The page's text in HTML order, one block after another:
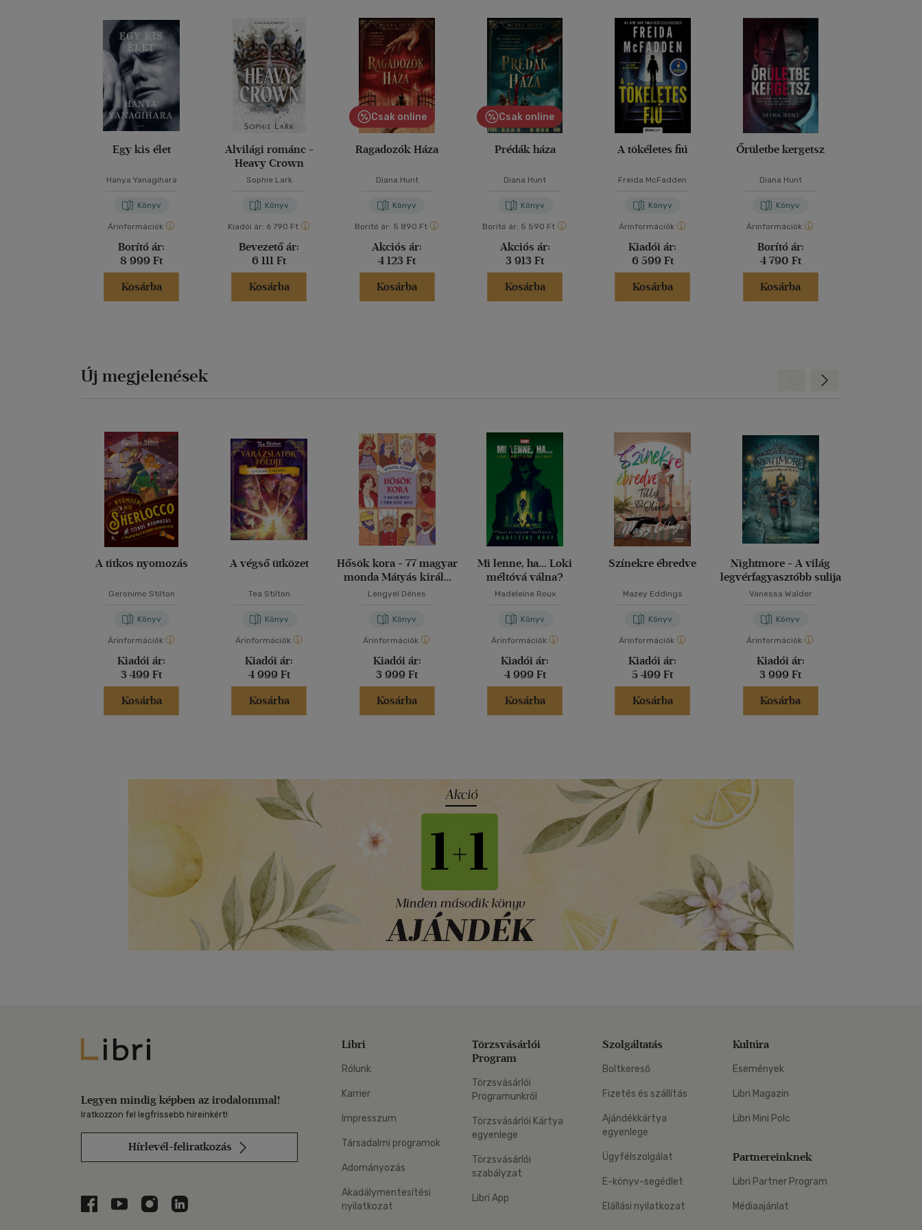
Egy kis élet
Hanya Yanagihara
Könyv
Árinformációk
Borító ár:
8 999 Ft
Kosárba
Alvilági románc -
Heavy Crown
Sophie Lark
Könyv
Kiadói ár: 6 790 Ft
Bevezető ár:
6 111 Ft
Kosárba
Csak online
Ragadozók Háza
Diana Hunt
Könyv
Borító ár: 5 890 Ft
Akciós ár:
4 123 Ft
Kosárba
Csak online
Prédák háza
Diana Hunt
Könyv
Borító ár: 5 590 Ft
Akciós ár:
3 913 Ft
Kosárba
A tökéletes fiú
Freida McFadden
Könyv
Árinformációk
Kiadói ár:
6 599 Ft
Kosárba
Őrületbe kergetsz
Diana Hunt
Könyv
Árinformációk
Borító ár:
4 790 Ft
Kosárba
Új megjelenések
A titkos nyomozás
Geronimo Stilton
Könyv
Árinformációk
Kiadói ár:
3 499 Ft
Kosárba
A végső ütközet
Tea Stilton
Könyv
Árinformációk
Kiadói ár:
4 999 Ft
Kosárba
Hősök kora - 77 magyar
monda Mátyás király
korától 1848-ig
Lengyel Dénes
Könyv
Árinformációk
Kiadói ár:
3 999 Ft
Kosárba
Mi lenne, ha... Loki
méltóvá válna?
Madeleine Roux
Könyv
Árinformációk
Kiadói ár:
4 999 Ft
Kosárba
Színekre ébredve
Mazey Eddings
Könyv
Árinformációk
Kiadói ár:
5 499 Ft
Kosárba
Nightmore - A világ
legvérfagyasztóbb sulija
Vanessa Walder
Könyv
Árinformációk
Kiadói ár:
3 999 Ft
Kosárba
Előre
Libri
Legyen mindig képben az irodalommal!
Iratkozzon fel legfrissebb híreinkért!
Hírlevél-feliratkozás
Libri a Facebookon
Libri a Youtube-on
Libri az Instagramon
Libri a LinkedInen
Libri
Rólunk
Karrier
Impresszum
Társadalmi programok
Adományozás
Akadálymentesítési
nyilatkozat
Törzsvásárlói
Program
Törzsvásárlói
Programunkról
Törzsvásárlói Kártya
egyenlege
Törzsvásárlói
szabályzat
Libri App
Szolgáltatás
Boltkereső
Fizetés és szállítás
Ajándékkártya
egyenlege
Ügyfélszolgálat
E-könyv-segédlet
Elállási nyilatkozat
Kultúra
Események
Libri Magazin
Libri Mini Polc
Partnereinknek
Libri Partner Program
Médiaajánlat